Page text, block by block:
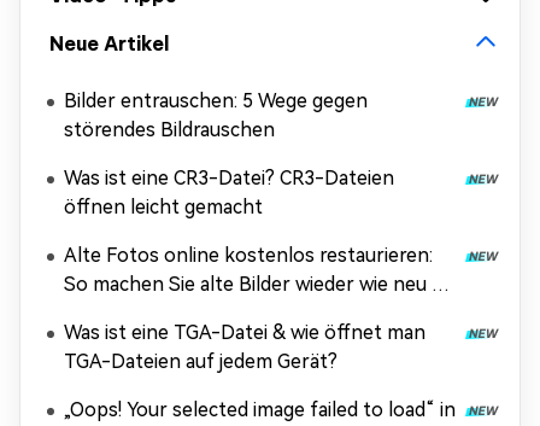
Neue Artikel
Bilder entrauschen: 5 Wege gegen
störendes Bildrauschen
Was ist eine CR3-Datei? CR3-Dateien
öffnen leicht gemacht
Alte Fotos online kostenlos restaurieren:
So machen Sie alte Bilder wieder wie neu –
Was ist eine TGA-Datei & wie öffnet man
TGA-Dateien auf jedem Gerät?
„Oops! Your selected image failed to load“ in